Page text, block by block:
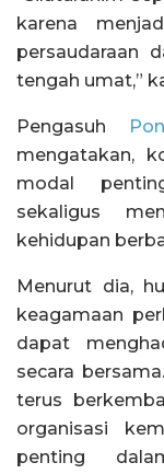
karena
persaudaraan
tengah umat,”
Pengasuh
mengatakan,
modal
sekaligus
kehidupan
Menurut dia,
keagamaan
dapat
secara
terus
organisasi
penting